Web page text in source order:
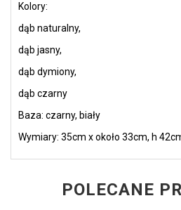
Kolory:
dąb naturalny,
dąb jasny,
dąb dymiony,
dąb czarny
Baza: czarny, biały
Wymiary: 35cm x około 33cm, h
POLECANE